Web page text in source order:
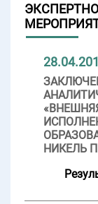
НИКЕЛЬ